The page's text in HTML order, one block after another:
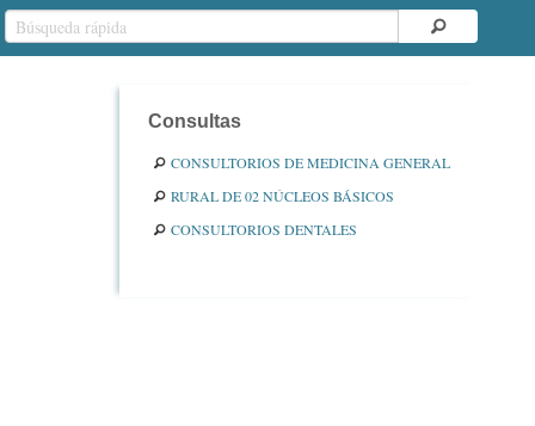
Consultas
CONSULTORIOS DE MEDICINA GENERAL
RURAL DE 02 NÚCLEOS BÁSICOS
CONSULTORIOS DENTALES